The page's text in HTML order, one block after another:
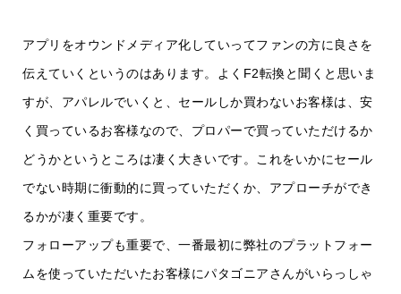
アプリをオウンドメディア化していってファンの方に良さを
伝えていくというのはあります。よくF2転換と聞くと思いま
すが、アパレルでいくと、セールしか買わないお客様は、安
く買っているお客様なので、プロパーで買っていただけるか
どうかというところは凄く大きいです。これをいかにセール
でない時期に衝動的に買っていただくか、アプローチができ
るかが凄く重要です。
フォローアップも重要で、一番最初に弊社のプラットフォー
ムを使っていただいたお客様にパタゴニアさんがいらっしゃ